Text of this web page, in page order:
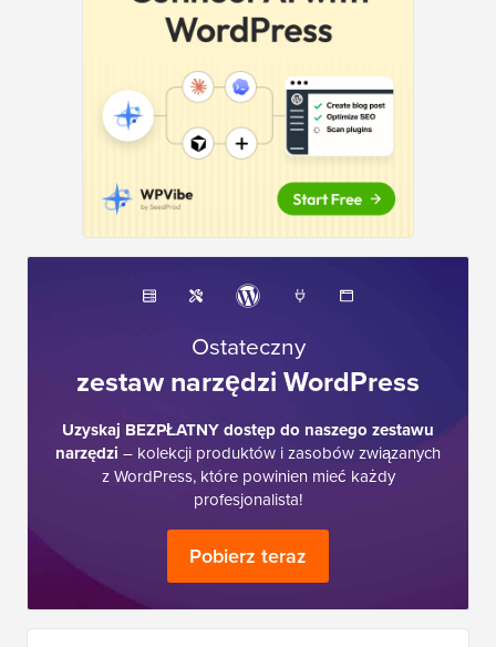
Ostateczny
zestaw narzędzi WordPress
Uzyskaj BEZPŁATNY dostęp do naszego zestawu
narzędzi – kolekcji produktów i zasobów związanych
z WordPress, które powinien mieć każdy
profesjonalista!
Pobierz teraz